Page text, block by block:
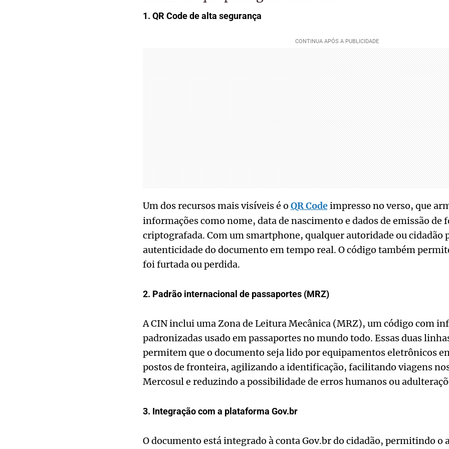
1. QR Code de alta segurança
Um dos recursos mais visíveis é o QR Codeimpresso no verso, que
informações como nome, data de nascimento e dados de emissão de
criptografada. Com um smartphone, qualquer autoridade ou cidadão
autenticidade do documento em tempo real. O código também
foi furtada ou perdida.
2. Padrão internacional de passaportes (MRZ)
A CIN inclui uma Zona de Leitura Mecânica (MRZ), um código com
padronizadas usado em passaportes no mundo todo. Essas duas
permitem que o documento seja lido por equipamentos eletrônicos
postos de fronteira, agilizando a identificação, facilitando viagens
Mercosul e reduzindo a possibilidade de erros humanos ou
3. Integração com a plataforma Gov.br
O documento está integrado à conta Gov.br do cidadão, permitindo o